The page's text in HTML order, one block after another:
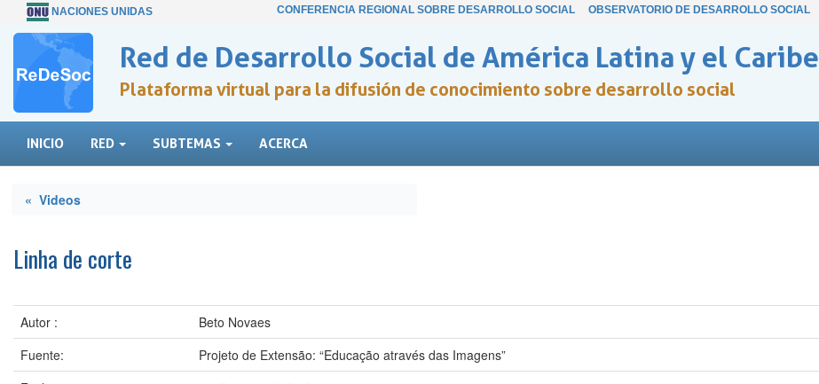
NACIONES UNIDAS CONFERENCIA REGIONAL SOBRE DESARROLLO SOCIAL OBSERVATORIO DE DESARROLLO SOCIAL
Red de Desarrollo Social de América Latina y el Caribe
Plataforma virtual para la difusión de conocimiento sobre desarrollo social
INICIO RED SUBTEMAS ACERCA
« Videos
Linha de corte
Autor :
Beto Novaes
Fuente:
Projeto de Extensão: “Educação através das Imagens”